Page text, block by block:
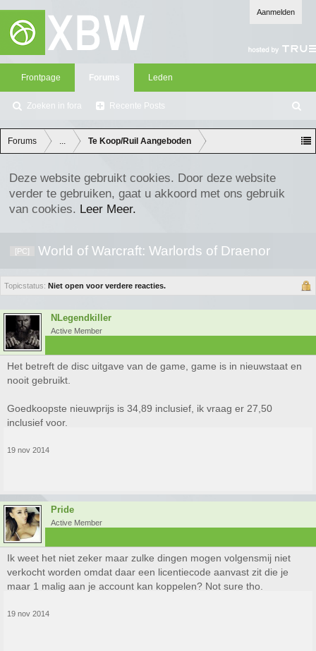
Aanmelden
Frontpage Forums
Zoeken in fora Recente Posts
Leden
oe
ke
n
Forums ... Te Koop/Ruil Aangeboden
Deze website gebruikt cookies. Door deze website
verder te gebruiken, gaat u akkoord met ons gebruik
van cookies. Leer Meer.
[PC] World of Warcraft: Warlords of Draenor
Topicstatus: Niet open voor verdere reacties.
NLegendkiller
Active Member
Het betreft de disc uitgave van de game, game is in nieuwstaat en
nooit gebruikt.
Goedkoopste nieuwprijs is 34,89 inclusief, ik vraag er 27,50
inclusief voor.
19 nov 2014
Pride
Active Member
Ik weet het niet zeker maar zulke dingen mogen volgensmij niet
verkocht worden omdat daar een licentiecode aanvast zit die je
maar 1 malig aan je account kan koppelen? Not sure tho.
19 nov 2014